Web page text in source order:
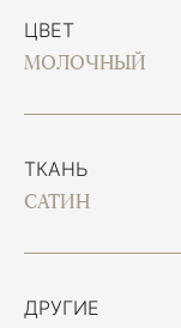
ЦВЕТ
МОЛОЧНЫЙ
ТКАНЬ
САТИН
ДРУГИЕ